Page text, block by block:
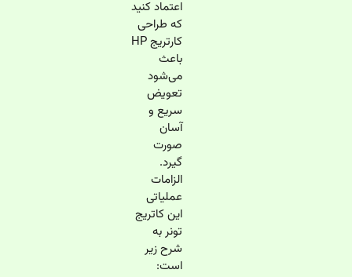
اعتماد کنید
که طراحی
کارتریج HP
باعث
می‌شود
تعویض
سریع و
آسان
صورت
گیرد.
الزامات
عملیاتی
این کاتریج
تونر به
شرح زیر
است: